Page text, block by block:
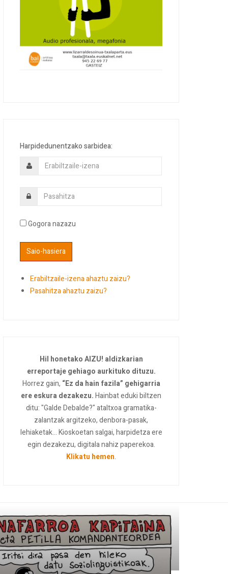
Harpidedunentzako sarbidea:
Gogora nazazu
Erabiltzaile-izena ahaztu zaizu?
Pasahitza ahaztu zaizu?
Hil honetako AIZU! aldizkarian
erreportaje gehiago aurkituko dituzu.
Horrez gain, “Ez da hain fazila” gehigarria
ere eskura dezakezu.Hainbat eduki biltzen
ditu: "Galde Debalde?" ataltxoa gramatika-
zalantzak argitzeko, denbora-pasak,
lehiaketak... Kioskoetan salgai, harpidetza ere
egin dezakezu, digitala nahiz paperekoa.
Klikatu hemen.